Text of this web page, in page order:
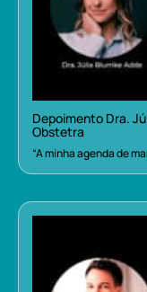
Depoimento Dra.
Obstetra
“A minha agenda de